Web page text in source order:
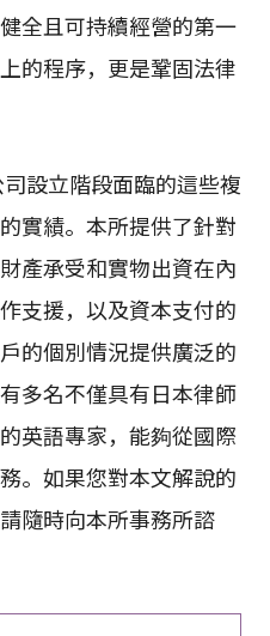
全且可持續經營的第一
的程序，更是鞏固法律
設立階段面臨的這些複
實績。本所提供了針對
產承受和實物出資在內
支援，以及資本支付的
的個別情況提供廣泛的
多名不僅具有日本律師
英語專家，能夠從國際
。如果您對本文解說的
隨時向本所事務所諮